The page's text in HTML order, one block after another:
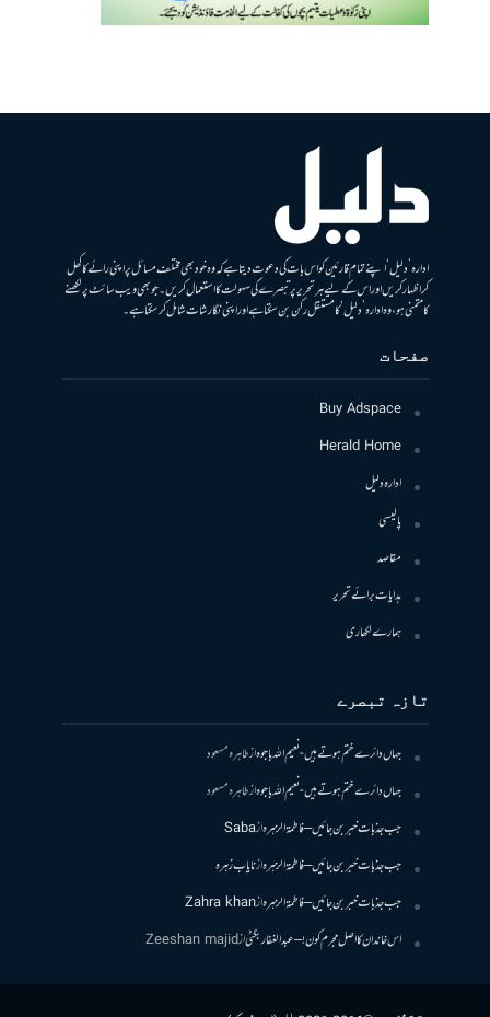
ادارہ ’دلیل‘ اپنے تمام قارئین کو اس بات کی دعوت دیتا ہے کہ وہ خود بھی مختلف مسائل پر اپنی رائے کا کھل
کر اظہار کریں اور اس کے لیے ہر تحریر پر تبصرے کی سہولت کا استعمال کریں۔ جو بھی ویب سائٹ پر لکھنے
کا متمنی ہو، وہ ادارہ ’دلیل‘ کا مستقل رکن بن سکتا ہے اور اپنی نگارشات شامل کرسکتا ہے۔
صفحات
Buy Adspace
Herald Home
ادارہ دلیل
پالیسی
مقاصد
ہدایات برائے تحریر
ہمارے لکھاری
تازہ تبصرے
جہاں دائرے ختم ہوتے ہیں- نعیم اللہ باجوہازطاہرہ مسعود
جہاں دائرے ختم ہوتے ہیں- نعیم اللہ باجوہازطاہرہ مسعود
جب جذبات خبر بن جائیں – فاطمۃالزہرہازSaba
جب جذبات خبر بن جائیں – فاطمۃالزہرہازنایاب زہرہ
جب جذبات خبر بن جائیں – فاطمۃالزہرہازZahra khan
اس خاندان کا اصل مجرم کون! – عبدالغفار بگٹیازZeeshan majid